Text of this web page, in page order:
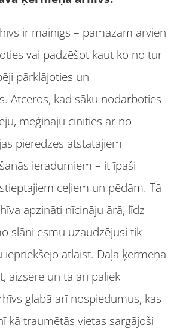
ir mainīgs – pamazām arvien
vai padzēšot kaut ko no tur
pārklājoties un
Atceros, kad sāku nodarboties
mēģināju cīnīties ar no
pieredzes atstātajiem
ieradumiem – it īpaši
ceļiem un pēdām. Tā
apzināti nīcināju ārā, līdz
slāni esmu uzaudzējusi tik
iepriekšējo atlaist. Daļa ķermeņa
aizsērē un tā arī paliek
glabā arī nospiedumus, kas
kā traumētās vietas sargājoši